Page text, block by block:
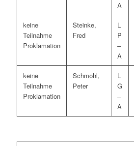
A
keine
Teilnahme
Proklamation
Steinke,
Fred
L
P
–
A
keine
Teilnahme
Proklamation
Schmohl,
Peter
L
G
–
A